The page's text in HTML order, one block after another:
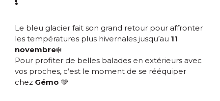
Le bleu glacier fait son grand retour pour affronter
les températures plus hivernales jusqu’au 11
novembre❄️
Pour profiter de belles balades en extérieurs avec
vos proches, c’est le moment de se rééquiper
chez Gémo 🩵